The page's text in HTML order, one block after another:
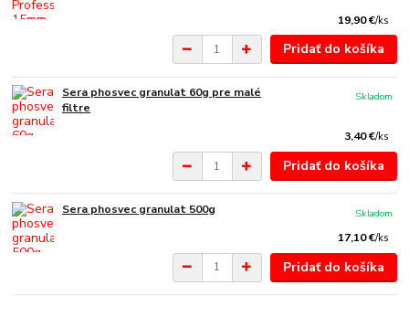
19,90 €/ks
Pridať do košíka
Sera phosvec granulat 60g pre malé
filtre
3,40 €/ks
Skladom
Pridať do košíka
Sera phosvec granulat 500g
17,10 €/ks
Skladom
Pridať do košíka